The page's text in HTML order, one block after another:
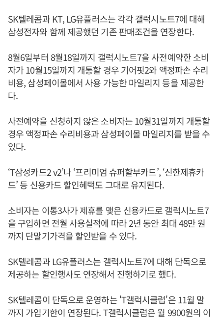
SK텔레콤과 KT, LG유플러스는 각각 갤럭시노트7에 대해
삼성전자와 함께 제공했던 기존 판매조건을 연장한다.
8월6일부터 8월18일까지 갤럭시노트7을 사전예약한 소비
자가 10월15일까지 개통할 경우 기어핏2와 액정파손 수리
비용, 삼성페이몰에서 사용 가능한 마일리지 등을 제공한
다.
사전예약을 신청하지 않은 소비자는 10월31일까지 개통할
경우 액정파손 수리비용과 삼성페이몰 마일리지를 받을 수
있다.
‘T삼성카드2 v2’나 ‘프리미엄 슈퍼할부카드’, ‘신한제휴카
드’ 등 신용카드 할인혜택도 그대로 유지된다.
소비자는 이통3사가 제휴를 맺은 신용카드로 갤럭시노트7
을 구입하면 전월 사용실적에 따라 2년 동안 최대 48만 원
까지 단말기가격을 할인받을 수 있다.
SK텔레콤과 LG유플러스는 갤럭시노트7에 대해 단독으로
제공하는 할인행사도 연장해서 진행하기로 했다.
SK텔레콤이 단독으로 운영하는 'T갤럭시클럽'은 11월 말
까지 가입기한이 연장된다. T갤럭시클럽은 월 9900원의 이